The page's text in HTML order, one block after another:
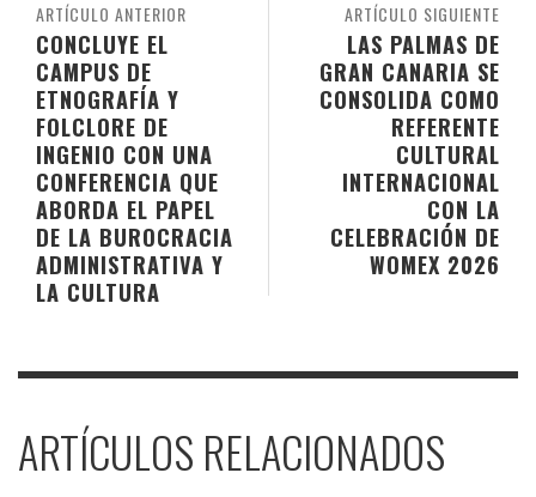
ARTÍCULO SIGUIENTE
LAS PALMAS DE
GRAN CANARIA SE
CONSOLIDA COMO
REFERENTE
CULTURAL
INTERNACIONAL
CON LA
CELEBRACIÓN DE
WOMEX 2026
ARTÍCULO ANTERIOR
CONCLUYE EL
CAMPUS DE
ETNOGRAFÍA Y
FOLCLORE DE
INGENIO CON UNA
CONFERENCIA QUE
ABORDA EL PAPEL
DE LA BUROCRACIA
ADMINISTRATIVA Y
LA CULTURA
ARTÍCULOS RELACIONADOS